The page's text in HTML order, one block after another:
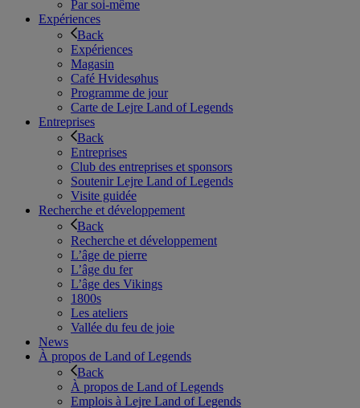
Par soi-même
Expériences
Back
Expériences
Magasin
Café Hvidesøhus
Programme de jour
Carte de Lejre Land of Legends
Entreprises
Back
Entreprises
Club des entreprises et sponsors
Soutenir Lejre Land of Legends
Visite guidée
Recherche et développement
Back
Recherche et développement
L’âge de pierre
L’âge du fer
L’âge des Vikings
1800s
Les ateliers
Vallée du feu de joie
News
À propos de Land of Legends
Back
À propos de Land of Legends
Emplois à Lejre Land of Legends